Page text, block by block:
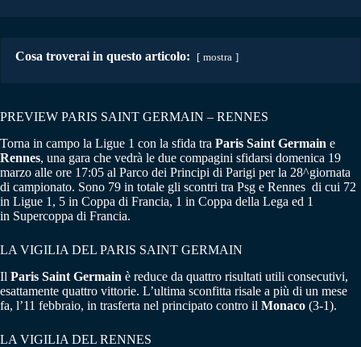
Cosa troverai in questo articolo: mostra
PREVIEW PARIS SAINT GERMAIN – RENNES
Torna in campo la Ligue 1 con la sfida tra Paris Saint Germain e
Rennes, una gara che vedrà le due compagini sfidarsi domenica 19
marzo alle ore 17:05 al Parco dei Principi di Parigi per la 28^giornata
di campionato. Sono 79 in totale gli scontri tra Psg e Rennes di cui 72
in Ligue 1, 5 in Coppa di Francia, 1 in Coppa della Lega ed 1
in Supercoppa di Francia.
LA VIGILIA DEL PARIS SAINT GERMAIN
Il Paris Saint Germain è reduce da quattro risultati utili consecutivi,
esattamente quattro vittorie. L’ultima sconfitta risale a più di un mese
fa, l’11 febbraio, in trasferta nel principato contro il Monaco (3-1).
LA VIGILIA DEL RENNES